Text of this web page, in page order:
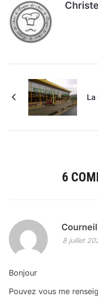
La
6
Courneil
8 juillet
Bonjour
Pouvez vous me